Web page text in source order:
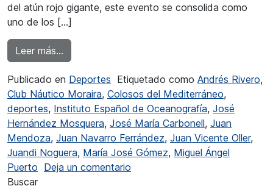
del atún rojo gigante, este evento se consolida como
uno de los […]
Leer más…
Publicado en Deportes Etiquetado como Andrés Rivero,
Club Náutico Moraira, Colosos del Mediterráneo,
deportes, Instituto Español de Oceanografía, José
Hernández Mosquera, José María Carbonell, Juan
Mendoza, Juan Navarro Ferrández, Juan Vicente Oller,
Juandi Noguera, María José Gómez, Miguel Ángel
Puerto Deja un comentario
Buscar